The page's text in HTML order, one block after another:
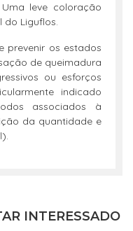
leve coloração
do Liguflos.
prevenir os estados
de queimadura
ou esforços
indicado
associados à
da quantidade e
INTERESSADO